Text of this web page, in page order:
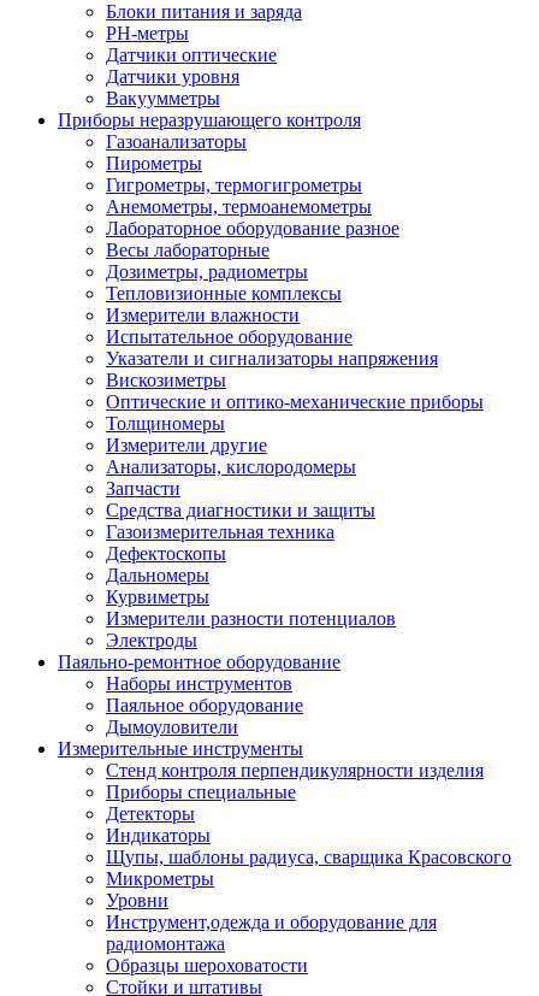
Блоки питания и заряда
PH-метры
Датчики оптические
Датчики уровня
Вакуумметры
Приборы неразрушающего контроля
Газоанализаторы
Пирометры
Гигрометры, термогигрометры
Анемометры, термоанемометры
Лабораторное оборудование разное
Весы лабораторные
Дозиметры, радиометры
Тепловизионные комплексы
Измерители влажности
Испытательное оборудование
Указатели и сигнализаторы напряжения
Вискозиметры
Оптические и оптико-механические приборы
Толщиномеры
Измерители другие
Анализаторы, кислородомеры
Запчасти
Средства диагностики и защиты
Газоизмерительная техника
Дефектоскопы
Дальномеры
Курвиметры
Измерители разности потенциалов
Электроды
Паяльно-ремонтное оборудование
Наборы инструментов
Паяльное оборудование
Дымоуловители
Измерительные инструменты
Стенд контроля перпендикулярности изделия
Приборы специальные
Детекторы
Индикаторы
Щупы, шаблоны радиуса, сварщика Красовского
Микрометры
Уровни
Инструмент,одежда и оборудование для
радиомонтажа
Образцы шероховатости
Стойки и штативы